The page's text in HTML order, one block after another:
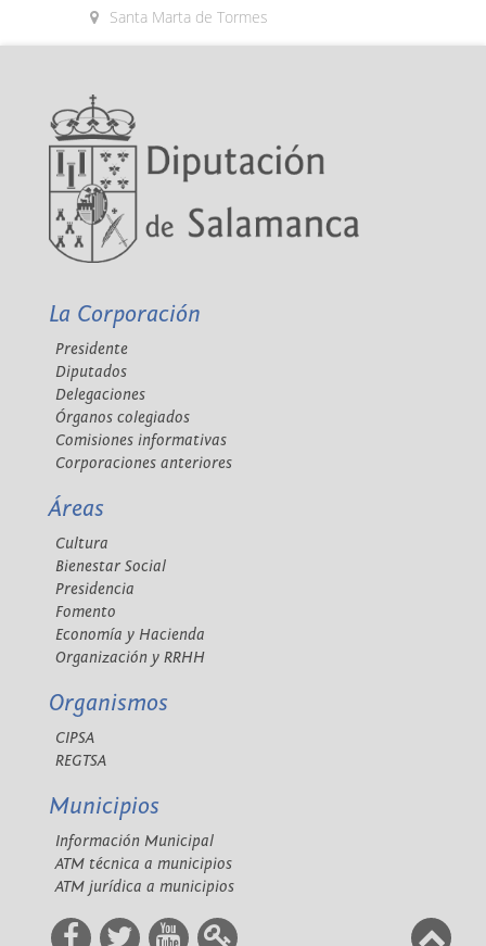
Santa Marta de Tormes
La Corporación
Presidente
Diputados
Delegaciones
Órganos colegiados
Comisiones informativas
Corporaciones anteriores
Áreas
Cultura
Bienestar Social
Presidencia
Fomento
Economía y Hacienda
Organización y RRHH
Organismos
CIPSA
REGTSA
Municipios
Información Municipal
ATM técnica a municipios
ATM jurídica a municipios